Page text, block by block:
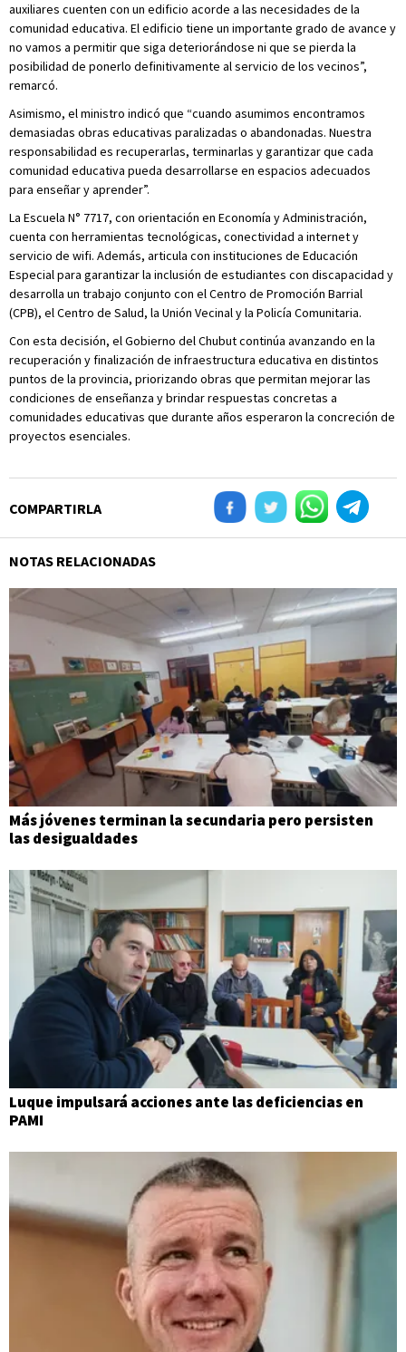
auxiliares cuenten con un edificio acorde a las necesidades de la
comunidad educativa. El edificio tiene un importante grado de avance y
no vamos a permitir que siga deteriorándose ni que se pierda la
posibilidad de ponerlo definitivamente al servicio de los vecinos”,
remarcó.
Asimismo, el ministro indicó que “cuando asumimos encontramos
demasiadas obras educativas paralizadas o abandonadas. Nuestra
responsabilidad es recuperarlas, terminarlas y garantizar que cada
comunidad educativa pueda desarrollarse en espacios adecuados
para enseñar y aprender”.
La Escuela N° 7717, con orientación en Economía y Administración,
cuenta con herramientas tecnológicas, conectividad a internet y
servicio de wifi. Además, articula con instituciones de Educación
Especial para garantizar la inclusión de estudiantes con discapacidad y
desarrolla un trabajo conjunto con el Centro de Promoción Barrial
(CPB), el Centro de Salud, la Unión Vecinal y la Policía Comunitaria.
Con esta decisión, el Gobierno del Chubut continúa avanzando en la
recuperación y finalización de infraestructura educativa en distintos
puntos de la provincia, priorizando obras que permitan mejorar las
condiciones de enseñanza y brindar respuestas concretas a
comunidades educativas que durante años esperaron la concreción de
proyectos esenciales.
COMPARTIRLA
NOTAS RELACIONADAS
Más jóvenes terminan la secundaria pero persisten
las desigualdades
Luque impulsará acciones ante las deficiencias en
PAMI